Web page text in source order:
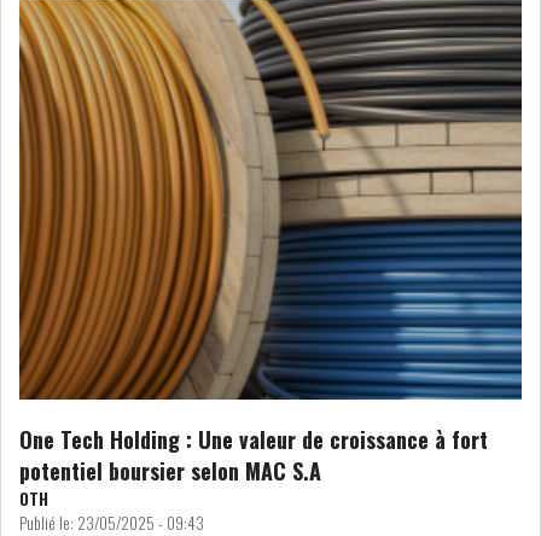
COTATION ET ANALYSES
FICHES SOCIÉTÉS
ANALYSE QUOTIDIENNE
ANALYSE HEBDOMADAIRE
ZOOM ENTREPRISE
HISTORIQUE DES ZOOMS
ARCHIVES DES COURS
One Tech Holding : Une valeur de croissance à fort
potentiel boursier selon MAC S.A
OTH
Publié le: 23/05/2025 - 09:43